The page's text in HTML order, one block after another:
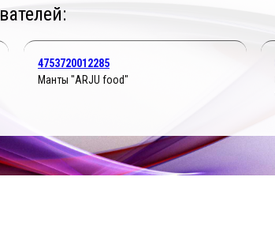
4753720012285
Манты "ARJU food"